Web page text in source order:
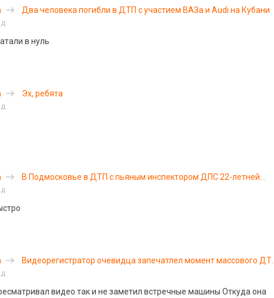
Два человека погибли в ДТП с участием ВАЗа и Audi на Кубани
в нуль
Эх, ребята
В Подмосковье в ДТП с пьяным инспектором ДПС 22-летней
Видеорегистратор очевидца запечатлел момент массового ДТП
видео так и не заметил встречные машины Откуда она